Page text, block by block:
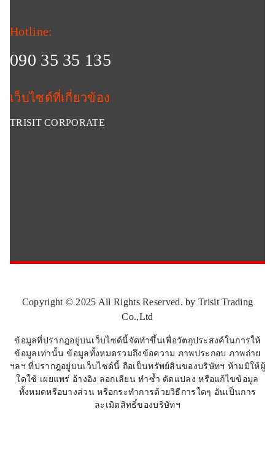
Hotline:
090 35 35 135
เว็บไซด์ที่เกี่ยวข้อง
TRISIT CORPORATE
Copyright © 2025 All Rights Reserved. by Trisit Trading
Co.,Ltd
ข้อมูลที่ปรากฎอยู่บนเว็บไซด์นี้จัดทำขึ้นเพื่อวัตถุประสงค์ในการให้
ข้อมูลเท่านั้น ข้อมูลทั้งหมดรวมถึงข้อความ ภาพประกอบ ภาพถ่าย
ฯลฯ ที่ปรากฎอยู่บนเว็บไซด์นี้ ถือเป็นทรัพย์สินของบริษัทฯ ห้ามมิให้ผู้
ใดใช้ เผยแพร่ อ้างอิง ลอกเลียน ทำซ้ำ ดัดแปลง หรือแก้ไขข้อมูล
ทั้งหมดหรือบางส่วน หรือกระทำการด้วยวิธีการใดๆ อันเป็นการ
ละเมิดสิทธิ์ของบริษัทฯ